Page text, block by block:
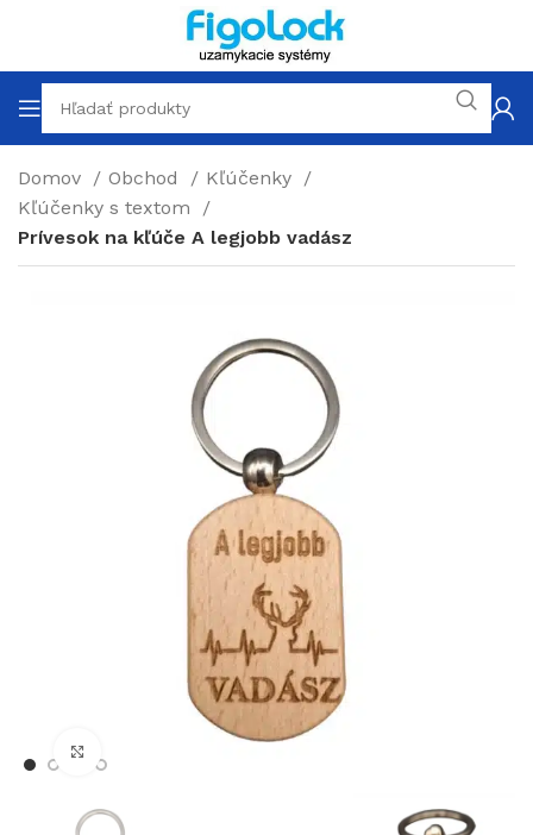
Domov Obchod
Kľúčenky
Kľúčenky s textom
Prívesok na kľúče A legjobb vadász